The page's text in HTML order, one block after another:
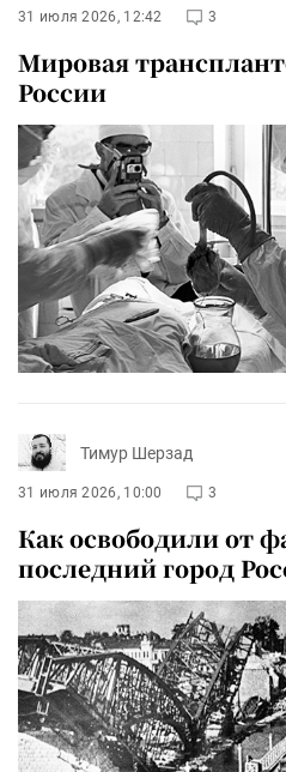
31 июля 2026, 12:42 3
Мировая
России
Тимур Шерзад
31 июля 2026, 10:00 3
Как освободили от
последний город